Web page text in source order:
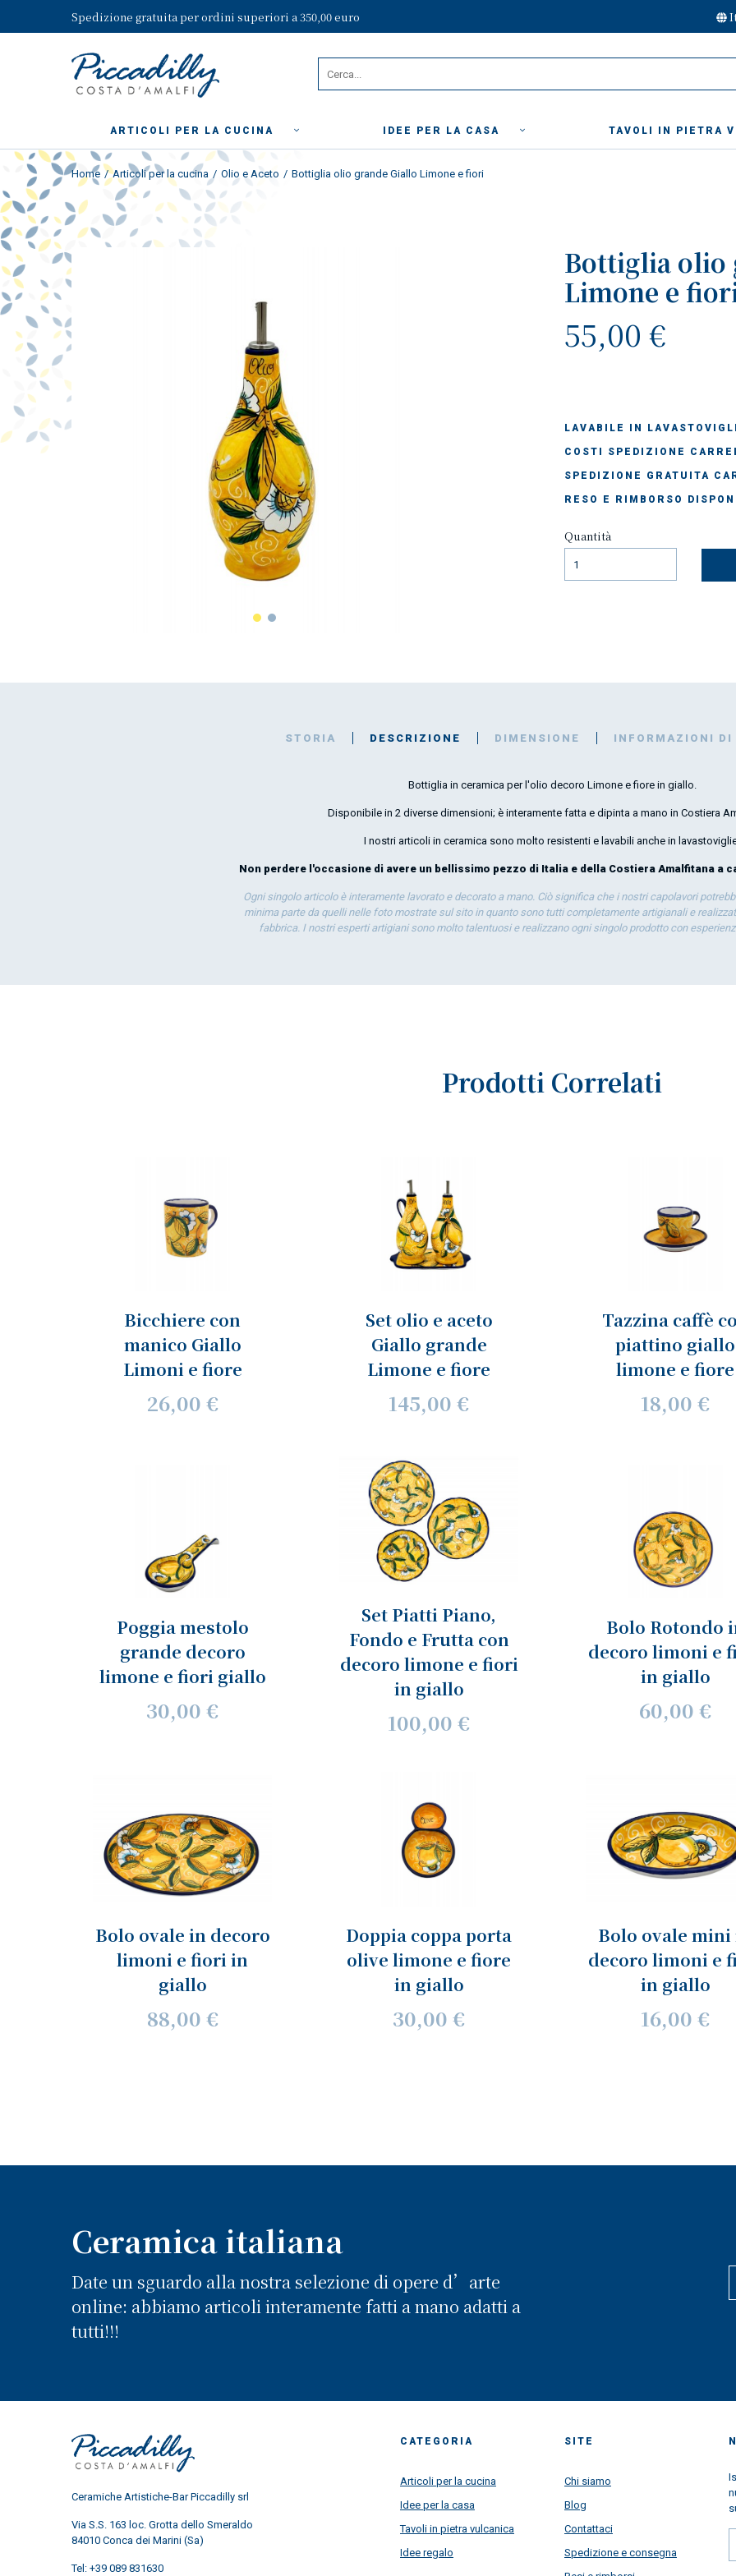
Spedizione gratuita per ordini superiori a 350,00 euro
ARTICOLI PER LA CUCINA IDEE PER LA CASA TAVOLI IN PIETRA
Home Articoli per la cucina Olio e Aceto Bottiglia olio grande Giallo Limone e fiori
Bottiglia olio
Limone e
55,00 €
LAVABILE IN
COSTI SPEDIZIONE
SPEDIZIONE GRATUITA
RESO E RIMBORSO
Quantità
STORIA DESCRIZIONE DIMENSIONE INFORMAZIONI DI
Bottiglia in ceramica per l'olio decoro Limone e fiore in giallo.
Disponibile in 2 diverse dimensioni; è interamente fatta e dipinta a mano in Costiera
I nostri articoli in ceramica sono molto resistenti e lavabili anche in
Non perdere l'occasione di avere un bellissimo pezzo di Italia e della Costiera Amalfitana a
Ogni singolo articolo è interamente lavorato e decorato a mano. Ciò significa che i nostri capolavori
minima parte da quelli nelle foto mostrate sul sito in quanto sono tutti completamente artigianali e
fabbrica. I nostri esperti artigiani sono molto talentuosi e realizzano ogni singolo prodotto con
Prodotti Correlati
Bicchiere con
manico Giallo
Limoni e fiore
26,00 €
Set olio e aceto
Giallo grande
Limone e fiore
145,00 €
Tazzina caffè
piattino giallo
limone e fiore
18,00 €
Poggia mestolo
grande decoro
limone e fiori giallo
30,00 €
Set Piatti Piano,
Fondo e Frutta con
decoro limone e fiori
in giallo
100,00 €
Bolo Rotondo
decoro limoni e
in giallo
60,00 €
Bolo ovale in decoro
limoni e fiori in
giallo
88,00 €
Doppia coppa porta
olive limone e fiore
in giallo
30,00 €
Bolo ovale mini
decoro limoni e
in giallo
16,00 €
Ceramica italiana
Date un sguardo alla nostra selezione di opere d’arte
online: abbiamo articoli interamente fatti a mano adatti a
tutti!!!
Ceramiche Artistiche-Bar Piccadilly srl
Via S.S. 163 loc. Grotta dello Smeraldo
84010 Conca dei Marini (Sa)
Tel: +39 089 831630
CATEGORIA
Articoli per la cucina
Idee per la casa
Tavoli in pietra vulcanica
Idee regalo
SITE
Chi siamo
Blog
Contattaci
Spedizione e consegna